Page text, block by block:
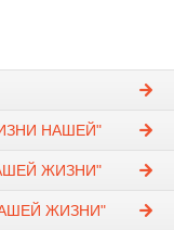
НАШЕЙ"
ЖИЗНИ"
ЖИЗНИ"